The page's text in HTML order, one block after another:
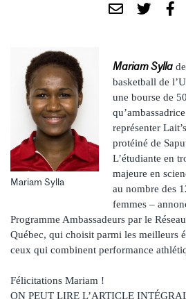
Mariam Sylla
Mariam Sylla
basketball de
une bourse de
représenter
protéiné de
L’étudiante en
majeure en
au nombre des
femmes –
Programme Ambassadeurs par le
Québec, qui choisit parmi les meilleurs
ceux qui combinent performance
Félicitations Mariam !
ON PEUT LIRE L’ARTICLE